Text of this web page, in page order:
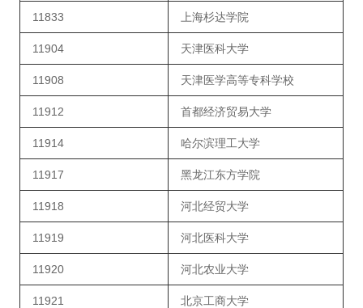
11833 上海杉达学院
11904 天津医科大学
11908 天津医学高等专科学校
11912 首都经济贸易大学
11914 哈尔滨理工大学
11917 黑龙江东方学院
11918 河北经贸大学
11919 河北医科大学
11920 河北农业大学
11921 北京工商大学